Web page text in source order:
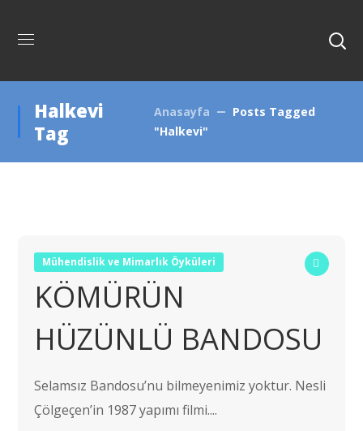
Halkevi
Tag
Anasayfa
Posts Tagged
"Halkevi"
Mühendislik ve Mimarlık Öyküleri
KÖMÜRÜN
HÜZÜNLÜ BANDOSU
Selamsız Bandosu’nu bilmeyenimiz yoktur. Nesli
Çölgeçen’in 1987 yapımı filmi....